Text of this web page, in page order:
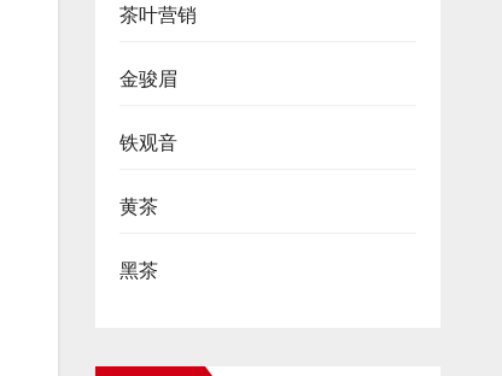
茶叶营销
金骏眉
铁观音
黄茶
黑茶